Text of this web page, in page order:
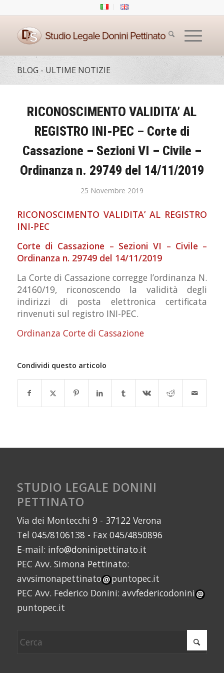
BLOG - ULTIME NOTIZIE
RICONOSCIMENTO VALIDITA’ AL
REGISTRO INI-PEC – Corte di
Cassazione – Sezioni VI – Civile –
Ordinanza n. 29749 del 14/11/2019
25 Novembre 2019
RICONOSCIMENTO VALIDITA’ AL REGISTRO
INI-PEC
Corte di Cassazione – Sezioni VI – Civile –
Ordinanza n. 29749 del 14/11/2019
La Corte di Cassazione corregge l’ordinanza N.
24160/19, riconoscendo la validità degli
indirizzi di posta elettronica certificata
rinvenuti sul registro INI-PEC.
Ordinanza Corte di Cassazione
Condividi questo articolo
STUDIO LEGALE DONINI
PETTINATO
Via dei Montecchi 9 - 37122 Verona
Tel 045/8106138 - Fax 045/4850896
E-mail: info@doninipettinato.it
PEC Avv. Simona Pettinato:
avvsimonapettinato
puntopec.it
PEC Avv. Federico Donini: avvfedericodonini
puntopec.it